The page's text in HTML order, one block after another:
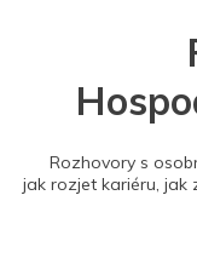
Rozhovory s
jak rozjet kariéru, jak